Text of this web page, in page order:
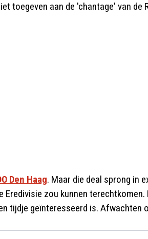
toegeven aan de 'chantage' van de
Den Haag. Maar die deal sprong in
zou kunnen terechtkomen.
tijdje geïnteresseerd is. Afwachten